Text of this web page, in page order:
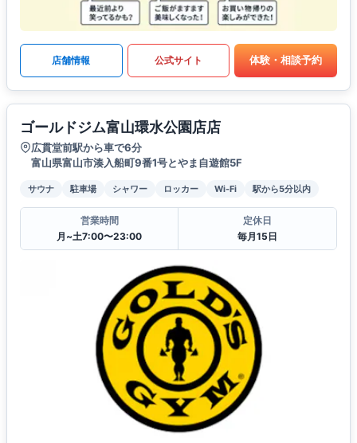
店舗情報 公式サイト 体験・相談予約
ゴールドジム富山環水公園店店
広貫堂前駅から車で6分
富山県富山市湊入船町9番1号とやま自遊館5F
サウナ 駐車場 シャワー ロッカー Wi-Fi 駅から5分以内
営業時間
月~土7:00〜23:00
定休日
毎月15日